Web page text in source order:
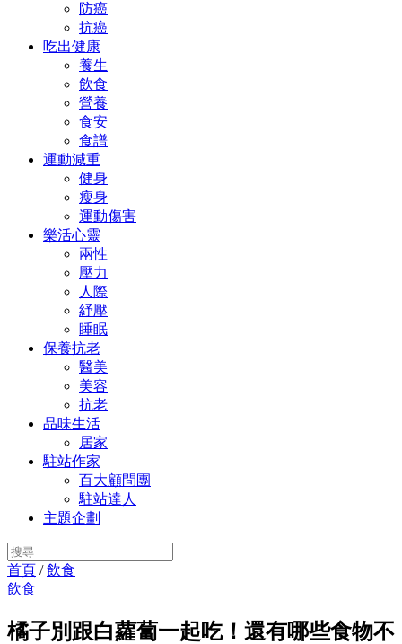
防癌
抗癌
吃出健康
養生
飲食
營養
食安
食譜
運動減重
健身
瘦身
運動傷害
樂活心靈
兩性
壓力
人際
紓壓
睡眠
保養抗老
醫美
美容
抗老
品味生活
居家
駐站作家
百大顧問團
駐站達人
主題企劃
首頁 /飲食
飲食
橘子別跟白蘿蔔一起吃！還有哪些食物不